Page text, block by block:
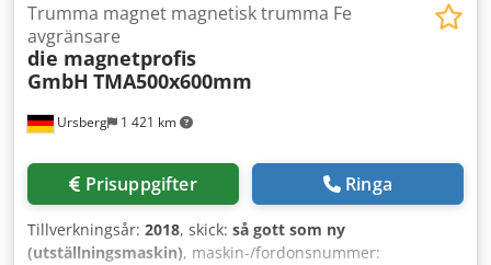
Ursberg 1 421 km
Trumma magnet magnetisk trumma Fe
avgränsare
die magnetprofis
GmbH TMA500x600mm
Prisuppgifter Ringa
Tillverkningsår: 2018, skick: så gott som ny
(utställningsmaskin), maskin-/fordonsnummer: